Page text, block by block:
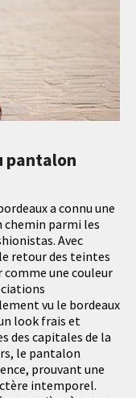
pantalon
a connu une
parmi les
Avec
retour des teintes
comme une couleur
vu le bordeaux
look frais et
des capitales de la
le pantalon
prouvant une
intemporel.